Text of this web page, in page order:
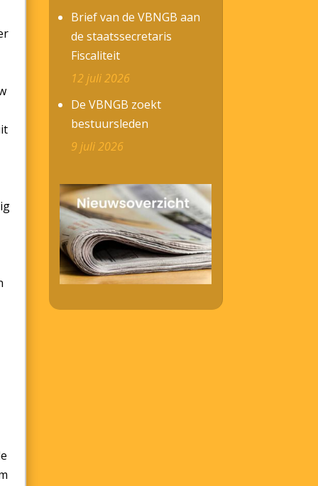
Brief van de VBNGB aan
de staatssecretaris
Fiscaliteit
12 juli 2026
De VBNGB zoekt
bestuursleden
9 juli 2026